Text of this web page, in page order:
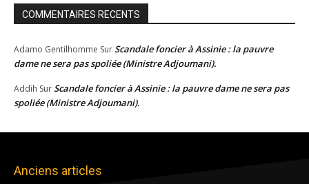
COMMENTAIRES RECENTS
Adamo Gentilhomme SurScandale foncier à Assinie : la pauvre
dame ne sera pas spoliée (Ministre Adjoumani).
Addih SurScandale foncier à Assinie : la pauvre dame ne sera pas
spoliée (Ministre Adjoumani).
Anciens articles